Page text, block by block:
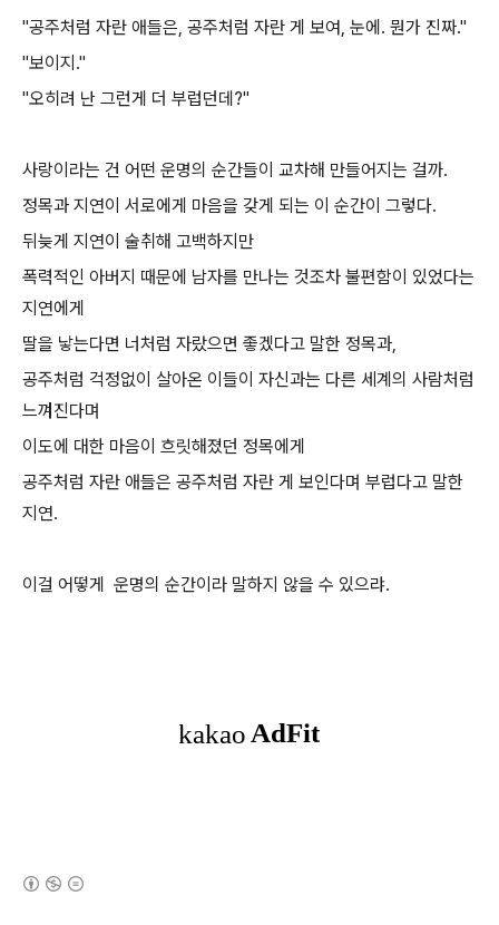
"공주처럼 자란 애들은, 공주처럼 자란 게 보여, 눈에. 뭔가 진짜."
"보이지."
"오히려 난 그런게 더 부럽던데?"
사랑이라는 건 어떤 운명의 순간들이 교차해 만들어지는 걸까.
정목과 지연이 서로에게 마음을 갖게 되는 이 순간이 그렇다.
뒤늦게 지연이 술취해 고백하지만
폭력적인 아버지 때문에 남자를 만나는 것조차 불편함이 있었다는
지연에게
딸을 낳는다면 너처럼 자랐으면 좋겠다고 말한 정목과,
공주처럼 걱정없이 살아온 이들이 자신과는 다른 세계의 사람처럼
느껴진다며
이도에 대한 마음이 흐릿해졌던 정목에게
공주처럼 자란 애들은 공주처럼 자란 게 보인다며 부럽다고 말한
지연.
이걸 어떻게 운명의 순간이라 말하지 않을 수 있으랴.